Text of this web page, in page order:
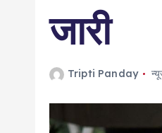
जारी
Tripti Panday